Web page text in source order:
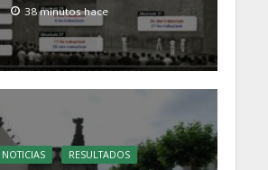
38 minutos hace
NOTICIAS RESULTADOS